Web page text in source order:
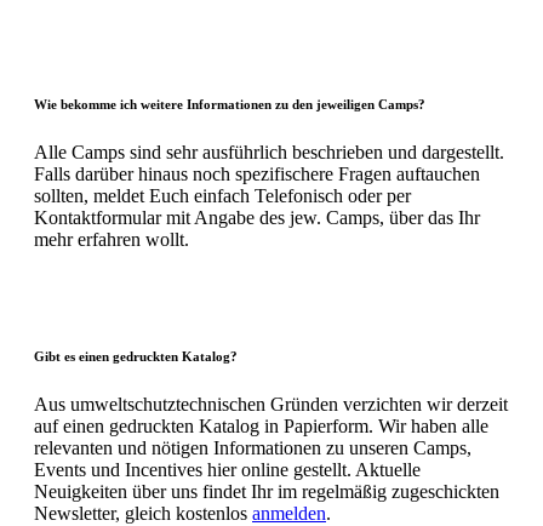
Wie bekomme ich weitere Informationen zu den jeweiligen Camps?
Alle Camps sind sehr ausführlich beschrieben und dargestellt.
Falls darüber hinaus noch spezifischere Fragen auftauchen
sollten, meldet Euch einfach Telefonisch oder per
Kontaktformular mit Angabe des jew. Camps, über das Ihr
mehr erfahren wollt.
Gibt es einen gedruckten Katalog?
Aus umweltschutztechnischen Gründen verzichten wir derzeit
auf einen gedruckten Katalog in Papierform. Wir haben alle
relevanten und nötigen Informationen zu unseren Camps,
Events und Incentives hier online gestellt. Aktuelle
Neuigkeiten über uns findet Ihr im regelmäßig zugeschickten
Newsletter, gleich kostenlos anmelden.